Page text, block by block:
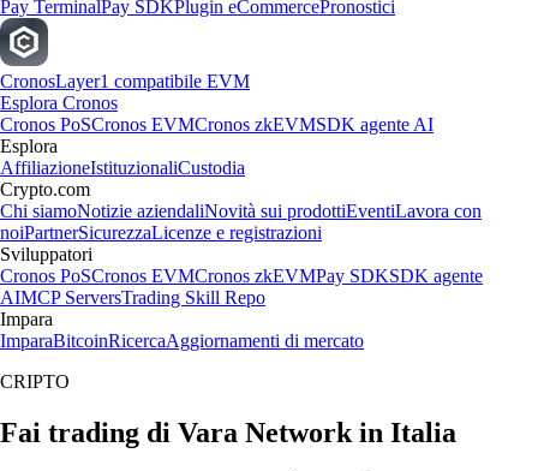
Pay TerminalPay SDKPlugin eCommercePronostici
CronosLayer1 compatibile EVM
Esplora Cronos
Cronos PoSCronos EVMCronos zkEVMSDK agente AI
Esplora
AffiliazioneIstituzionaliCustodia
Crypto.com
Chi siamoNotizie aziendaliNovità sui prodottiEventiLavora con
noiPartnerSicurezzaLicenze e registrazioni
Sviluppatori
Cronos PoSCronos EVMCronos zkEVMPay SDKSDK agente
AIMCP ServersTrading Skill Repo
Impara
ImparaBitcoinRicercaAggiornamenti di mercato
CRIPTO
Fai trading di Vara Network in Italia